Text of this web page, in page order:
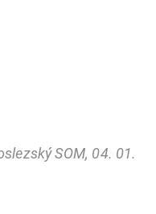
SOM, 04. 01.